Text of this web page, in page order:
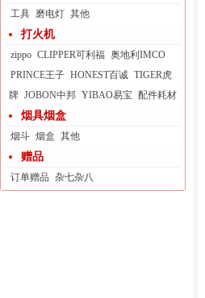
工具 磨电灯 其他
打火机
zippo CLIPPER可利福 奥地利IMCO
PRINCE王子 HONEST百诚 TIGER虎
牌 JOBON中邦 YIBAO易宝 配件耗材
烟具烟盒
烟斗 烟盒 其他
赠品
订单赠品 杂七杂八